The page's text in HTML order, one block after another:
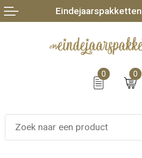
0 0
Eindejaarspakketten